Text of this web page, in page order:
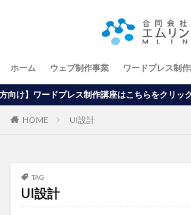
ホーム ウェブ制作事業 ワードプレス制
作講座はこちらをクリック▶
HOME UI設計
TAG
UI設計